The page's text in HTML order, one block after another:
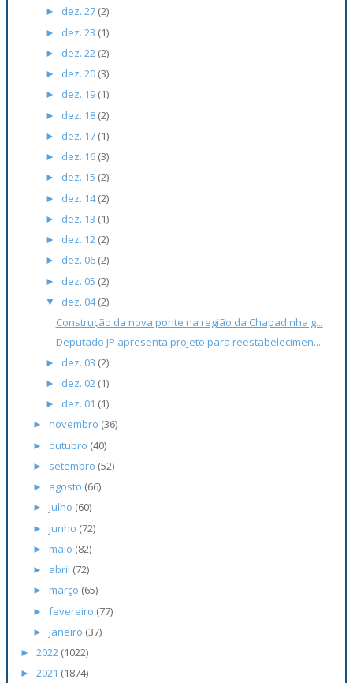
► dez. 27 (2)
► dez. 23 (1)
► dez. 22 (2)
► dez. 20 (3)
► dez. 19 (1)
► dez. 18 (2)
► dez. 17 (1)
► dez. 16 (3)
► dez. 15 (2)
► dez. 14(2)
► dez. 13 (1)
► dez. 12 (2)
► dez. 06 (2)
► dez. 05 (2)
▼ dez. 04(2)
Construção da nova ponte na região da Chapadinha g...
Deputado JP apresenta projeto para reestabelecimen...
► dez. 03 (2)
► dez. 02 (1)
► dez. 01 (1)
► novembro (36)
► outubro (40)
► setembro (52)
► agosto (66)
► julho (60)
► junho (72)
► maio (82)
► abril (72)
► março (65)
►fevereiro (77)
► janeiro (37)
►2022 (1022)
►2021 (1874)